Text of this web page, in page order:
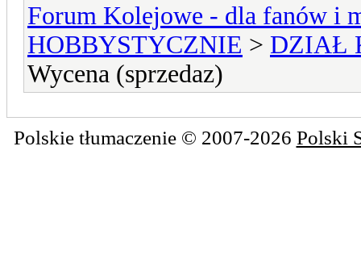
Forum Kolejowe - dla fanów i
HOBBYSTYCZNIE > DZIAŁ
Wycena (sprzedaz)
Polskie tłumaczenie © 2007-2026 Polski